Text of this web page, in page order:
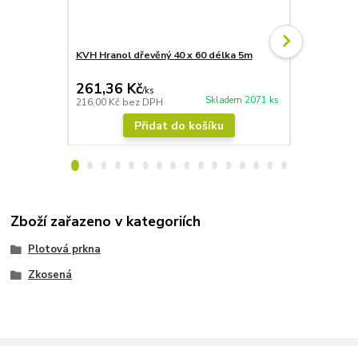
KVH Hranol dřevěný 40 x 60 délka 5m
261,36 Kč/ks
216,00 Kč bez DPH Skladem 2071 ks
Přidat do košíku
Lazura
Zboží zařazeno v kategoriích
Plotová prkna
Zkosená